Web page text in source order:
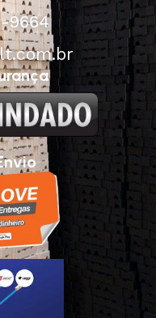
9664